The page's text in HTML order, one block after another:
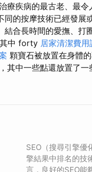
療疾病的最古老、最
的按摩技術已經發展
合長時間的愛撫、打
其中 forty 居家清潔費用
顆寶石被放置在身體
其中一些點還放置了一
SEO（搜尋引擎優
擎結果中排名的技
言，良好的SEO能